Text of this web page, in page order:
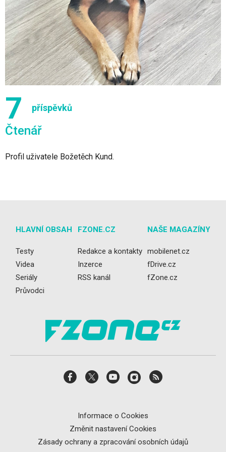
7 příspěvků
Čtenář
Profil uživatele Božetěch Kund.
HLAVNÍ OBSAH
Testy
Videa
Seriály
Průvodci
FZONE.CZ
Redakce a kontakty
Inzerce
RSS kanál
NAŠE MAGAZÍNY
mobilenet.cz
fDrive.cz
fZone.cz
Informace o Cookies
Změnit nastavení Cookies
Zásady ochrany a zpracování osobních údajů